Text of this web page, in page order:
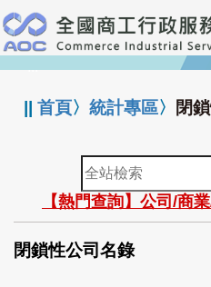
跳
到
主
要
:::
||首頁〉統計專區〉 閉
全
站
檢
索
【熱門查詢】公司/商
閉鎖性公司名錄